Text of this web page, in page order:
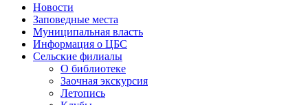
Новости
Заповедные места
Муниципальная власть
Информация о ЦБС
Сельские филиалы
О библиотеке
Заочная экскурсия
Летопись